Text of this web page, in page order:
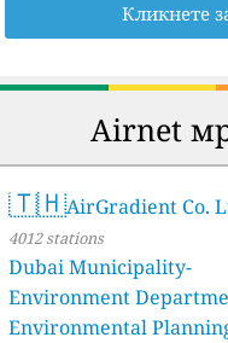
Кликнете
Airnet
🇹🇭AirGradient Co.
4012 stations
Dubai Municipality-
Environment
Environmental